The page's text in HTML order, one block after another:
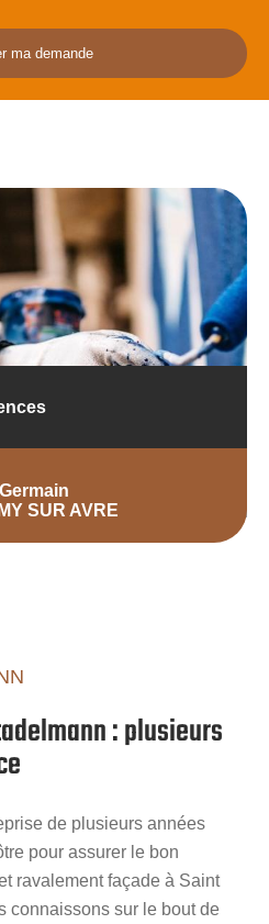
SUR AVRE
: plusieurs
de plusieurs années
pour assurer le bon
ravalement façade à Saint
connaissons sur le bout de